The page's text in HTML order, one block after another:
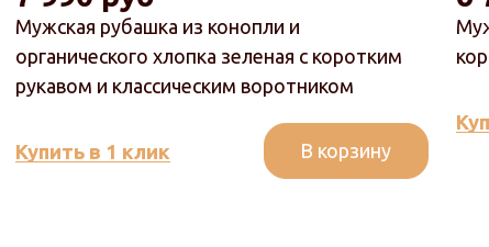
Мужская рубашка из конопли и
органического хлопка зеленая с коротким
рукавом и классическим воротником
Купить в 1 клик В корзину